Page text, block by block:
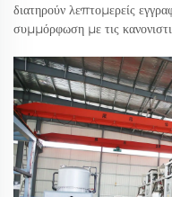
διατηρούν λεπτομερείς
συμμόρφωση με τις